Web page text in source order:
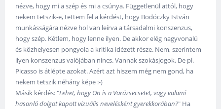
nézve, hogy mi a szép és mi a csúnya. Függetlenül attól, hogy
nekem tetszik-e, tettem fel a kérdést, hogy Bodóczky István
munkásságára nézve hol van leírva a társadalmi konszenzus,
hogy szép. Kétlem, hogy lenne ilyen. De akkor elég nagyvonalú
és közhelyesen pongyola a kritika idézett része. Nem, szerintem
ilyen konszenzus valójában nincs. Vannak szokásjogok. De pl.
Picasso is átlépte azokat. Azért azt hiszem még nem gond, ha
nekem tetszik néhány képe :-)
Másik kérdés: "Lehet, hogy Ön is a Varázsecsetet, vagy valami
hasonló dolgot kapott vizuális nevelésként gyerekkorában?" Ha